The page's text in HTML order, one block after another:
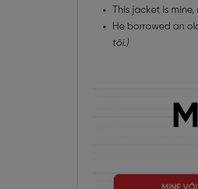
This jacket is
He borrowed an
tôi.)